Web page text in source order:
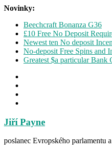
Novinky:
Beechcraft Bonanza G36
£10 Free No Deposit
Newest ten No deposit
No-deposit Free Spins and
Greatest $a particular Bank
Jiří Payne
poslanec Evropského parlamentu